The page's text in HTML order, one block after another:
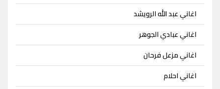
اغاني عبد الله الرويشد
اغاني عبادي الجوهر
اغاني مزعل فرحان
اغاني احلام